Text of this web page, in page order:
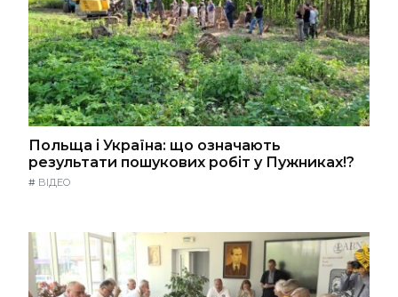
Польща і Україна: що означають
результати пошукових робіт у Пужниках!?
# ВІДЕО